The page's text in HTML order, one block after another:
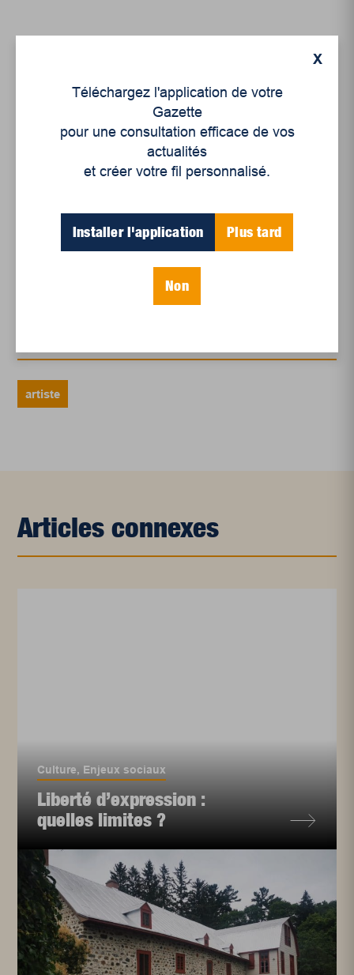
Un siècle de Mauriciennes dans la presse
Juillet 2026
en croissance
Et les politiques peinent à suivre
Le sommeil, nouveau défi de santé publique
artiste
Articles connexes
Culture, Enjeux sociaux
Liberté d’expression :
quelles limites ?
X
Téléchargez l'application de votre
Gazette
pour une consultation efficace de vos
actualités
et créer votre fil personnalisé.
Installer l'application Plus tard
Non